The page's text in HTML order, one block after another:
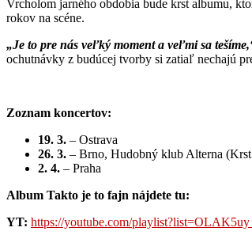
Vrcholom jarného obdobia bude krst albumu,
rokov na scéne.
„Je to pre nás veľký moment a veľmi sa
ochutnávky z budúcej tvorby si zatiaľ nechajú
Zoznam koncertov:
19. 3. – Ostrava
26. 3. – Brno, Hudobný klub Alterna
2. 4. – Praha
Album Takto je to fajn nájdete tu:
YT: https://youtube.com/